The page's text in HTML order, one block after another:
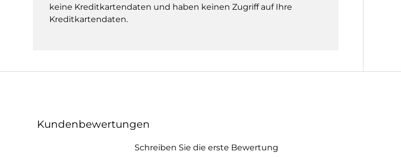
keine Kreditkartendaten und haben keinen Zugriff auf Ihre
Kreditkartendaten.
Kundenbewertungen
Schreiben Sie die erste Bewertung